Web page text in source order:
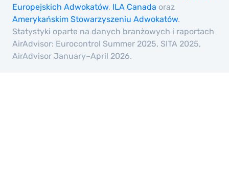
Europejskich Adwokatów, ILA Canada oraz
Amerykańskim Stowarzyszeniu Adwokatów.
Statystyki oparte na danych branżowych i raportach
AirAdvisor: Eurocontrol Summer 2025, SITA 2025,
AirAdvisor January–April 2026.